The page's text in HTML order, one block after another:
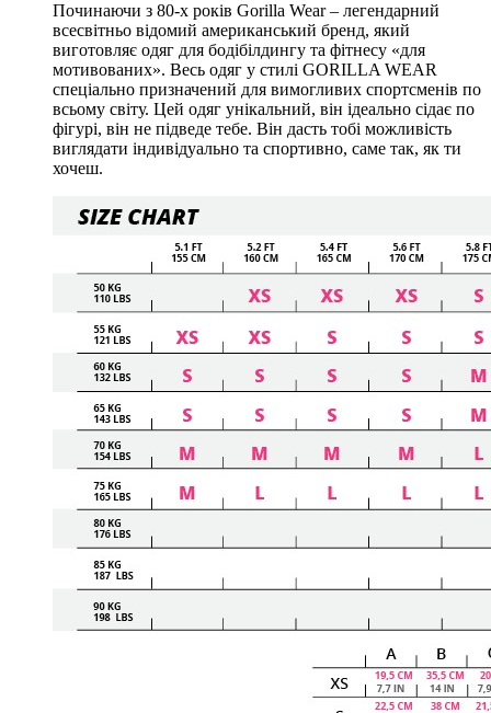
Починаючи з 80-х років Gorilla Wear – легендарний
всесвітньо відомий американський бренд, який
виготовляє одяг для бодібілдингу та фітнесу «для
мотивованих». Весь одяг у стилі GORILLA WEAR
спеціально призначений для вимогливих спортсменів по
всьому світу. Цей одяг унікальний, він ідеально сідає по
фігурі, він не підведе тебе. Він дасть тобі можливість
виглядати індивідуально та спортивно, саме так, як ти
хочеш.